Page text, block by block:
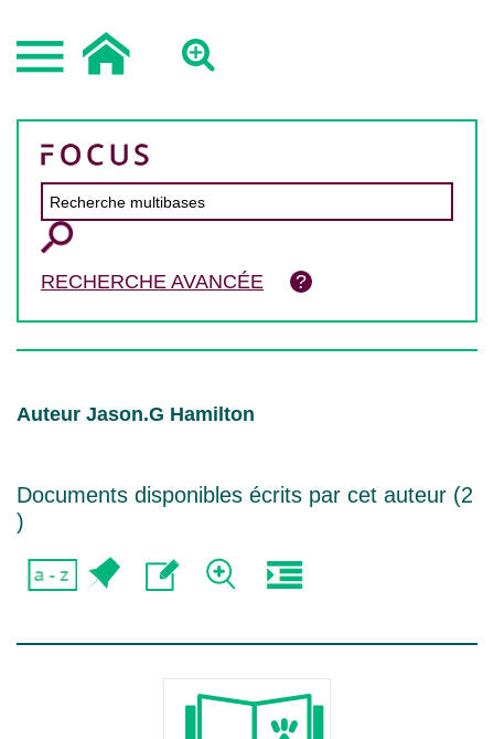
RECHERCHE AVANCÉE
Auteur Jason.G Hamilton
Documents disponibles écrits par cet auteur (2
)